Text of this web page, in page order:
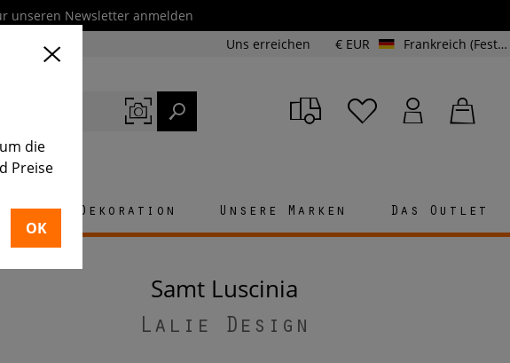
unseren Newsletter anmelden
Uns erreichen € EUR Frankreich (Festland und Korsika)
Dekoration Unsere Marken Das Outlet
Samt Luscinia
Lalie Design
die
Preise